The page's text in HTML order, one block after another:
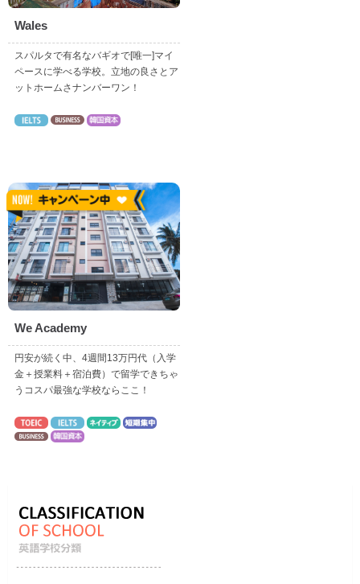
Wales
スパルタで有名なバギオで[唯一]マイ
ペースに学べる学校。立地の良さとア
ットホームさナンバーワン！
We Academy
円安が続く中、4週間13万円代（入学
金＋授業料＋宿泊費）で留学できちゃ
うコスパ最強な学校ならここ！